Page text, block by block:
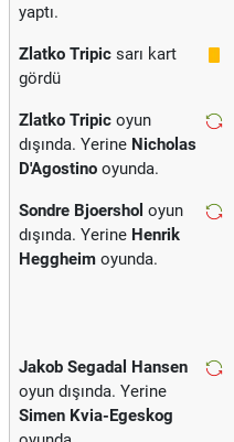
yaptı.
Zlatko Tripic sarı kart
gördü
Zlatko Tripic oyun
dışında. Yerine Nicholas
D'Agostino oyunda.
Sondre Bjoershol oyun
dışında. Yerine Henrik
Heggheim oyunda.
Jakob Segadal Hansen
oyun dışında. Yerine
Simen Kvia-Egeskog